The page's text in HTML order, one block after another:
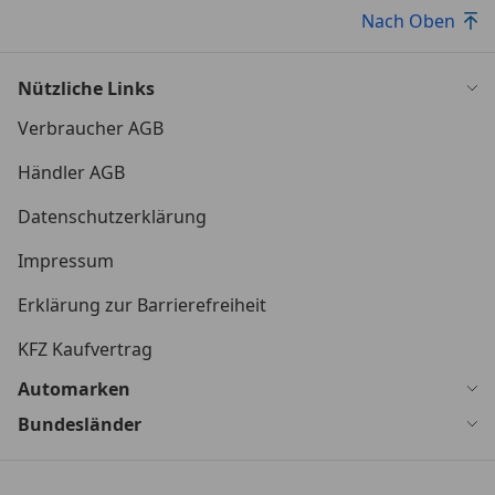
Nach Oben
Nützliche Links
Verbraucher AGB
Händler AGB
Datenschutzerklärung
Impressum
Erklärung zur Barrierefreiheit
KFZ Kaufvertrag
Automarken
Bundesländer